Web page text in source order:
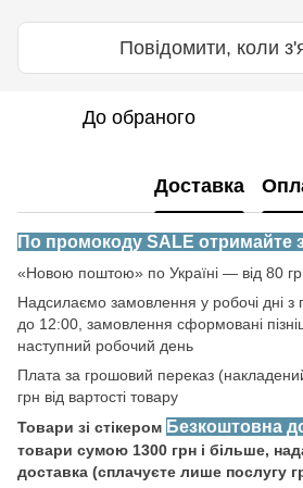
Повідомити, коли
До обраного
Доставка
По промокоду SALE отримайте
«Новою поштою» по Україні — від 80
Надсилаємо замовлення у робочі дні з
до 12:00, замовлення сформовані
наступний робочий день
Плата за грошовий переказ
грн від вартості товару
Товари зі стікером Безкоштовна
товари сумою 1300 грн і більше,
доставка (сплачуєте лише послугу